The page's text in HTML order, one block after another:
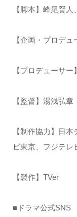
【脚本】峰尾賢人
【企画・プロデ
【プロデューサー
【監督】湯浅弘章
【制作協力】日
ビ東京、フジテレ
【製作】TVer
■ドラマ公式SNS